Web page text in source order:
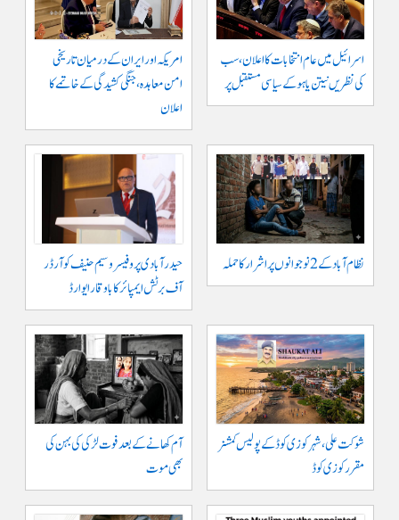
اسرائیل میں عام انتخابات کا اعلان، سب
کی نظریں نیتن یاہو کے سیاسی مستقبل پر
امریکہ اور ایران کے درمیان تاریخی
امن معاہدہ، جنگی کشیدگی کے خاتمے کا
اعلان
نظام آباد کے 2 نوجوانوں پر اشرار کا حملہ
حیدر آبادی پر و فیسر وسیم حنیف کو آرڈر
آف برٹش ایمپائر کا باوقار ایوارڈ
شوکت علی ، شہر کوزی کوڈ کے پولیس کمشنر
مقرر کوزی کوڈ
آم کھانے کے بعد فوت لڑکی کی بہن کی
بھی موت